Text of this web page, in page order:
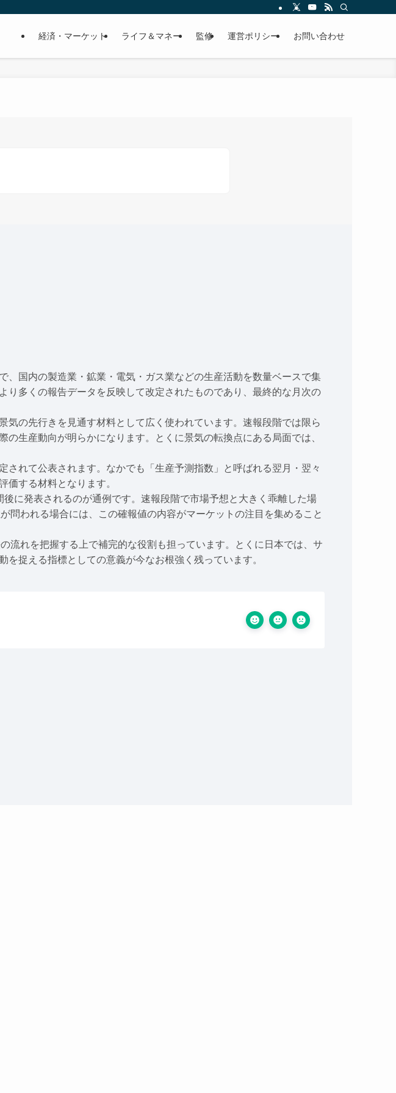
経済・マーケット ライフ＆マネー 監修 運営ポリシー お問い合わせ
、国内の製造業・鉱業・電気・ガス業などの生産活動を数量ベースで集
多くの報告データを反映して改定されたものであり、最終的な月次の
の先行きを見通す材料として広く使われています。速報段階では限ら
生産動向が明らかになります。とくに景気の転換点にある局面では、
れて公表されます。なかでも「生産予測指数」と呼ばれる翌月・翌々
価する材料となります。
に発表されるのが通例です。速報段階で市場予想と大きく乖離した場
問われる場合には、この確報値の内容がマーケットの注目を集めること
流れを把握する上で補完的な役割も担っています。とくに日本では、サ
捉える指標としての意義が今なお根強く残っています。